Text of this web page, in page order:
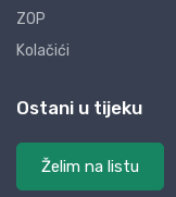
ZOP
Kolačići
Ostani u tijeku
Želim na listu